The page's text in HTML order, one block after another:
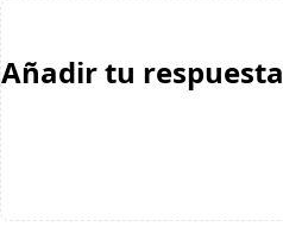
Añadir tu respuesta